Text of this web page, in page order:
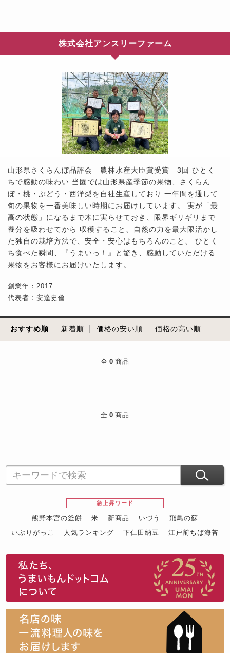
株式会社アンスリーファーム
山形県さくらんぼ品評会 農林水産大臣賞受賞 3回 ひとく
ちで感動の味わい 当園では山形県産季節の果物、さくらん
ぼ・桃・ぶどう・西洋梨を自社生産しており 一年間を通して
旬の果物を一番美味しい時期にお届けしています。 実が「最
高の状態」になるまで木に実らせておき、限界ギリギリまで
養分を吸わせてから 収穫すること、自然の力を最大限活かし
た独自の栽培方法で、安全・安心はもちろんのこと、 ひとく
ち食べた瞬間、『うまいっ！』と驚き、感動していただける
果物をお客様にお届けいたします。
創業年：2017
代表者：安達史倫
おすすめ順 新着順 価格の安い順 価格の高い順
全 0 商品
全 0 商品
急上昇ワード
熊野本宮の釜餅 米 新商品 いづう
飛鳥の蘇
いぶりがっこ
人気ランキング 下仁田納豆
江戸前ちば海苔